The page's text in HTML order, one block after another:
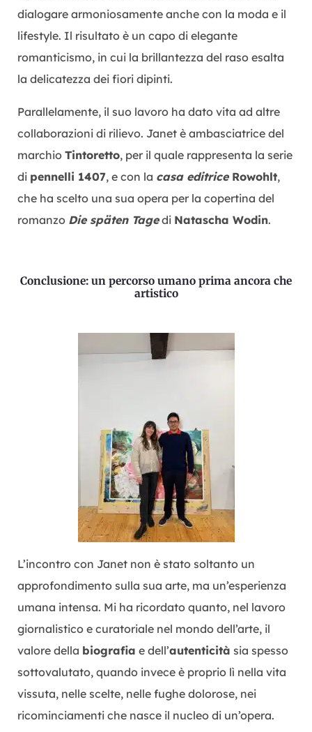
dialogare armoniosamente anche con la moda e il
lifestyle. Il risultato è un capo di elegante
romanticismo, in cui la brillantezza del raso esalta
la delicatezza dei fiori dipinti.
Parallelamente, il suo lavoro ha dato vita ad altre
collaborazioni di rilievo. Janet è ambasciatrice del
marchio Tintoretto, per il quale rappresenta la serie
di pennelli 1407, e con la casa editrice Rowohlt,
che ha scelto una sua opera per la copertina del
romanzo Die späten Tagedi Natascha Wodin.
Conclusione: un percorso umano prima ancora che
artistico
L’incontro con Janet non è stato soltanto un
approfondimento sulla sua arte, ma un’esperienza
umana intensa. Mi ha ricordato quanto, nel lavoro
giornalistico e curatoriale nel mondo dell’arte, il
valore della biografia e dell’autenticità sia spesso
sottovalutato, quando invece è proprio lì nella vita
vissuta, nelle scelte, nelle fughe dolorose, nei
ricominciamenti che nasce il nucleo di un’opera.